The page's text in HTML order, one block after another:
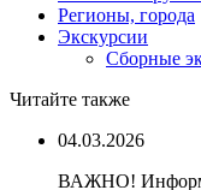
Регионы, города
Экскурсии
Сборные
Читайте также
04.03.2026
ВАЖНО!